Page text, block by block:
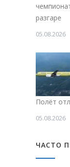
разгаре
05.08.2026
Полёт
05.08.2026
ЧАСТО